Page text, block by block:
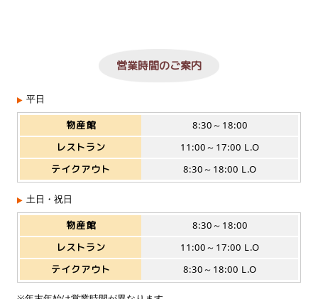
営業時間のご案内
平日
物産館
8:30～18:00
レストラン
11:00～17:00 L.O
テイクアウト
8:30～18:00 L.O
土日・祝日
物産館
8:30～18:00
レストラン
11:00～17:00 L.O
テイクアウト
8:30～18:00 L.O